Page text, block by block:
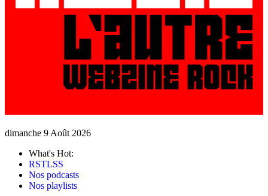
dimanche 9 Août 2026
What's Hot:
RSTLSS
Nos podcasts
Nos playlists